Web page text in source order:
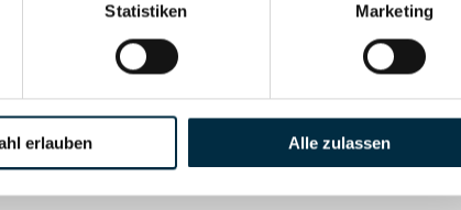
Statistiken Marketing
erlauben Alle zulassen
Vollständiges Unternehmensprofil anfragen